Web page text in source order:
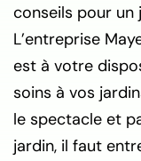
conseils pour un
L’entreprise
est à votre
soins à vos
le spectacle et
jardin, il faut